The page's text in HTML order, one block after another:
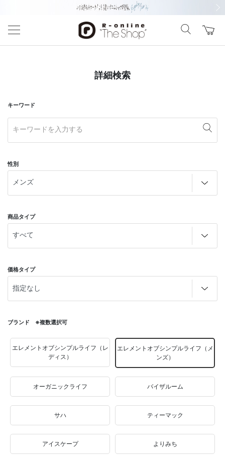
詳細検索
キーワード
性別
商品タイプ
価格タイプ
ブランド ※複数選択可
エレメントオブシンプルライフ（レ
ディス）
エレメントオブシンプルライフ（メ
ンズ）
オーガニックライフ バイザルーム
サハ ティーマック
アイスケープ よりみち